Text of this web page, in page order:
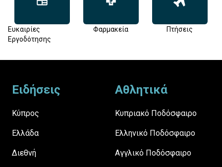
Ευκαιρίες
Εργοδότησης
Φαρμακεία Πτήσεις
Ειδήσεις
Κύπρος
Ελλάδα
Διεθνή
Αθλητικά
Κυπριακό Ποδόσφαιρο
Ελληνικό Ποδόσφαιρο
Αγγλικό Ποδόσφαιρο